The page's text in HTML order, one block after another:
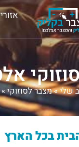
שלי»מצבר לסוזוקי»
בכל הארץ